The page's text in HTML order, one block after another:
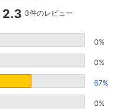
2.3
2.3 3件のレビュー
0%
0%
67%
0%